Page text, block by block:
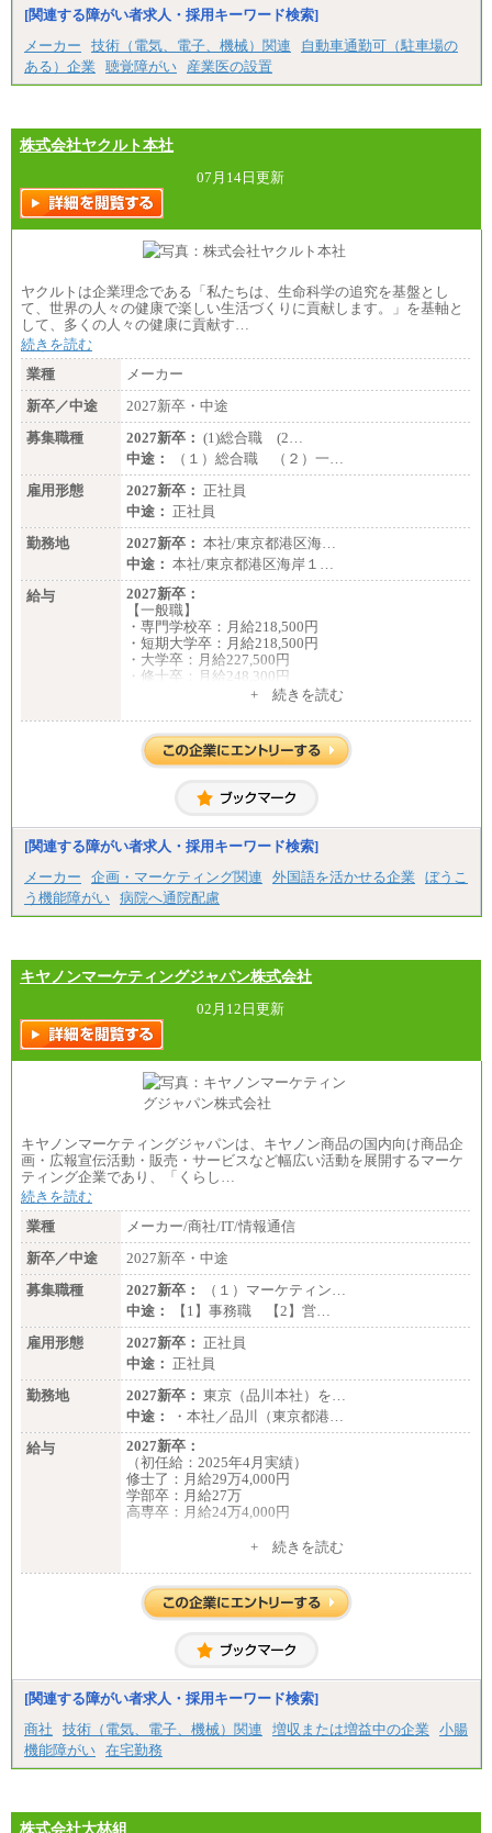
[関連する障がい者求人・採用キーワード検索]
メーカー
技術（電気、電子、機械）関連
自動車通勤可（駐車場の
ある）企業
聴覚障がい 産業医の設置
株式会社ヤクルト本社
07月14日更新
ヤクルトは企業理念である「私たちは、生命科学の追究を基盤とし
て、世界の人々の健康で楽しい生活づくりに貢献します。」を基軸と
して、多くの人々の健康に貢献す…
続きを読む
業種
メーカー
新卒／中途
2027新卒・中途
募集職種
2027新卒： (1)総合職 (2…
中途：
（１）総合職 （２）一…
雇用形態
2027新卒： 正社員
中途： 正社員
勤務地
2027新卒： 本社/東京都港区海…
中途： 本社/東京都港区海岸１…
給与
2027新卒：
【一般職】
・専門学校卒：月給218,500円
・短期大学卒：月給218,500円
・大学卒：月給227,500円
・修士卒：月給248,300円
・博士卒：月給257,300円
【総合職】
・大学卒：月給253,500円
・修士卒：月給261,500円
※2025年度実績
※試用期間3か月中も給与に変更はございません
中途：
全職種共通
最低月給200,000円以上
※試用期間中も給与に変更はございません
+ 続きを読む
[関連する障がい者求人・採用キーワード検索]
メーカー
企画・マーケティング関連 外国語を活かせる企業
ぼうこ
う機能障がい 病院へ通院配慮
キヤノンマーケティングジャパン株式会社
02月12日更新
キヤノンマーケティングジャパンは、キヤノン商品の国内向け商品企
画・広報宣伝活動・販売・サービスなど幅広い活動を展開するマーケ
ティング企業であり、「くらし…
続きを読む
業種
メーカー/商社/IT/情報通信
新卒／中途
2027新卒・中途
募集職種
2027新卒：
（１）マーケティン…
中途：
【1】事務職 【2】営…
雇用形態
2027新卒： 正社員
中途： 正社員
勤務地
2027新卒： 東京（品川本社）を…
中途：
・本社／品川（東京都港…
給与
2027新卒：
（初任給：2025年4月実績）
修士了：月給29万4,000円
学部卒：月給27万
高専卒：月給24万4,000円
月給 250,000円～350,000円
想定年収 420万円～600万円
入社時の処遇（基本給・賞与）は経験・スキルを考
経験・スキルによっては、記載額を超える場合もあ
※試用期間中も給与に変更はございません。
+ 続きを読む
[関連する障がい者求人・採用キーワード検索]
商社
技術（電気、電子、機械）関連 増収または増益中の企業
小腸
機能障がい 在宅勤務
株式会社大林組